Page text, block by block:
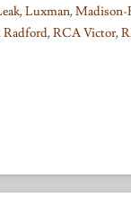
,Luxman,Madison-
Radford,RCA Victor,